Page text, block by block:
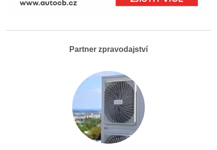
Partner zpravodajství